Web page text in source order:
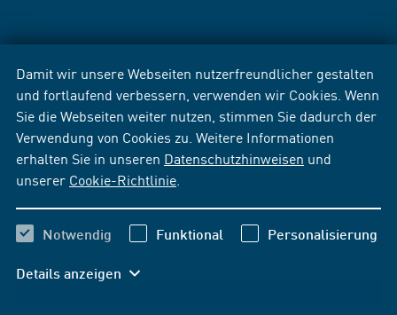
Damit wir unsere Webseiten nutzerfreundlicher gestalten
und fortlaufend verbessern, verwenden wir Cookies. Wenn
Sie die Webseiten weiter nutzen, stimmen Sie dadurch der
Verwendung von Cookies zu. Weitere Informationen
erhalten Sie in unseren Datenschutzhinweisen und
unserer Cookie-Richtlinie
Notwendig Funktional Personalisierung
Details anzeigen